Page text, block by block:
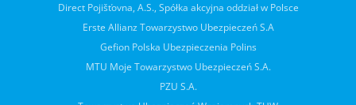
Direct Pojišťovna, A.S., Spółka akcyjna oddział w Polsce
Erste Allianz Towarzystwo Ubezpieczeń S.A
Gefion Polska Ubezpieczenia Polins
MTU Moje Towarzystwo Ubezpieczeń S.A.
PZU S.A.